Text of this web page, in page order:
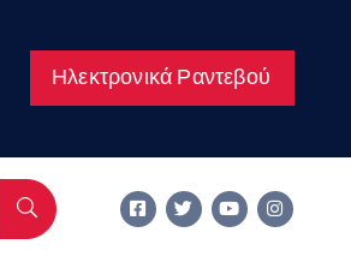
Ηλεκτρονικά Ραντεβού